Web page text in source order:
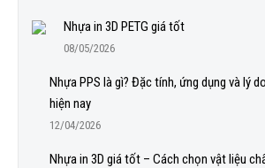
Nhựa in 3D PETG giá tốt
08/05/2026
Nhựa PPS là gì? Đặc tính, ứng dụng và lý
hiện nay
12/04/2026
Nhựa in 3D giá tốt – Cách chọn vật liệu